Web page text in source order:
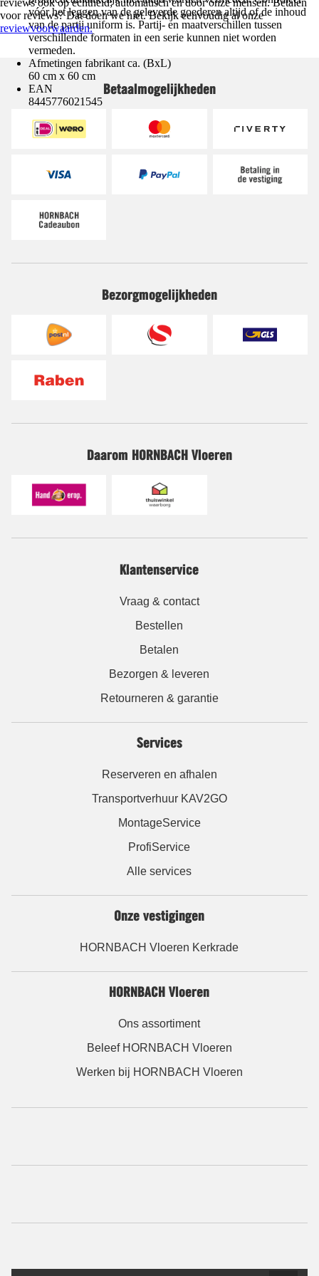
vóór het leggen van de geleverde goederen altijd of de inhoud
van de partij uniform is. Partij- en maatverschillen tussen
verschillende formaten in een serie kunnen niet worden
vermeden.
Afmetingen fabrikant ca. (BxL)
60 cm x 60 cm
EAN
8445776021545
reviews ook op echtheid; automatisch en door onze mensen. Betalen
voor reviews? Dat doen we niet. Bekijk eenvoudig al onze
reviewvoorwaarden.
Betaalmogelijkheden
Bezorgmogelijkheden
Daarom HORNBACH Vloeren
Klantenservice
Vraag & contact
Bestellen
Betalen
Bezorgen & leveren
Retourneren & garantie
Services
Reserveren en afhalen
Transportverhuur KAV2GO
MontageService
ProfiService
Alle services
Onze vestigingen
HORNBACH Vloeren Kerkrade
HORNBACH Vloeren
Ons assortiment
Beleef HORNBACH Vloeren
Werken bij HORNBACH Vloeren